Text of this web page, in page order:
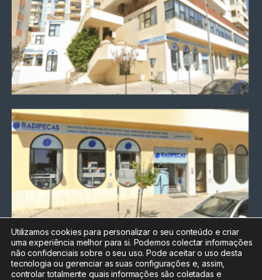
Chamada para a rede fixa
nacional
Electrónica:212
Utilizamos cookies para personalizar o seu conteúdo e criar
uma experiência melhor para si. Podemos colectar informações
não confidenciais sobre o seu uso. Pode aceitar o uso desta
tecnologia ou gerenciar as suas configurações e, assim,
controlar totalmente quais informações são coletadas e